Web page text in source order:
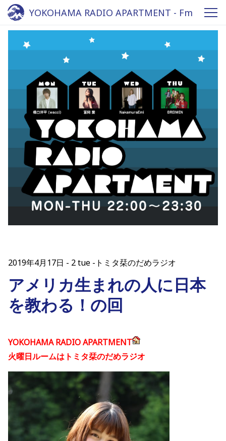
YOKOHAMA RADIO APARTMENT - Fm
yokohama 84.7
2019年4月17日 2 tue -トミタ栞のだめラジオ
アメリカ生まれの人に日本
を教わる！の回
YOKOHAMA RADIO APARTMENT
火曜日ルームはトミタ栞のだめラジオ